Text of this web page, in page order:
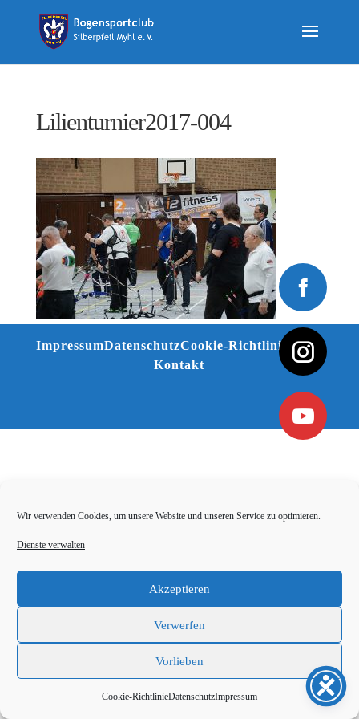
Wir verwenden Cookies, um unsere Website und unseren Service zu optimieren.
Dienste verwalten
Akzeptieren
Verwerfen
Vorlieben
Cookie-RichtlinieDatenschutzImpressum
Lilienturnier2017-004
ImpressumDatenschutzCookie-Richtlinie (EU)
Kontakt